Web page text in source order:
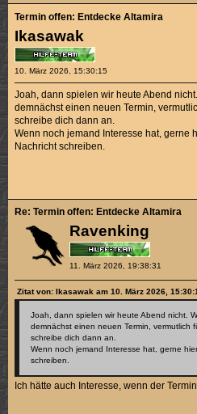
Ikasawak
10. März 2026, 15:30:15
Termin offen: Entdecke Altamira
Joah, dann spielen wir heute Abend
demnächst einen neuen Termin,
schreibe dich dann an.
Wenn noch jemand Interesse hat, gerne
Nachricht schreiben.
Ravenking
11. März 2026, 19:38:31
Re: Termin offen: Entdecke Altamira
Zitat von: Ikasawak am 10. März 2026,
Joah, dann spielen wir heute Abend nicht.
demnächst einen neuen Termin, vermutlich
schreibe dich dann an.
Wenn noch jemand Interesse hat, gerne
schreiben.
Ich hätte auch Interesse, wenn der